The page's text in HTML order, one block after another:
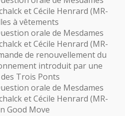
et Cécile Henrard (MR-
à vêtements
orale de Mesdames
et Cécile Henrard (MR-
de renouvellement du
introduit par une
Trois Ponts
orale de Mesdames
et Cécile Henrard (MR-
Good Move